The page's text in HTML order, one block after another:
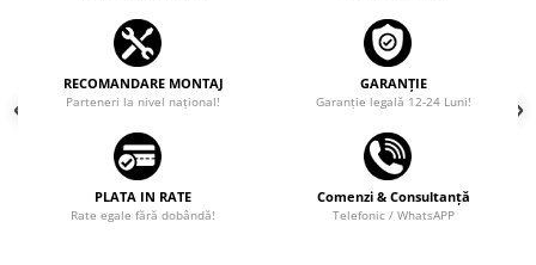
RECOMANDARE MONTAJ
Parteneri la nivel național!
GARANȚIE
Garanţie legală 12-24 Luni!
PLATA IN RATE
Rate egale fără dobândă!
Comenzi & Consultanță
Telefonic / WhatsAPP